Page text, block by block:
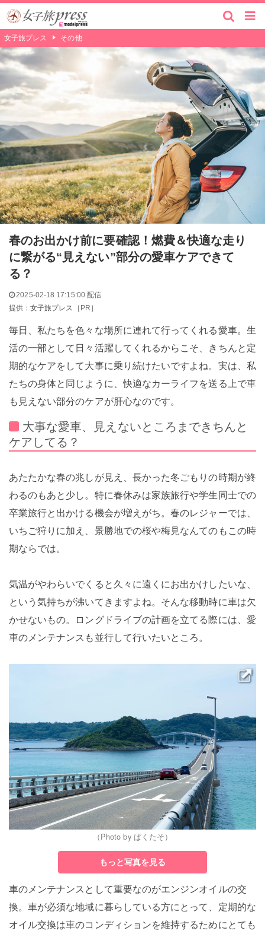
女子旅プレス その他
春のお出かけ前に要確認！燃費＆快適な走り
に繋がる“見えない”部分の愛車ケアできて
る？
2025-02-18 17:15:00 配信
提供：女子旅プレス ［PR］
毎日、私たちを色々な場所に連れて行ってくれる愛車。生
活の一部として日々活躍してくれるからこそ、きちんと定
期的なケアをして大事に乗り続けたいですよね。実は、私
たちの身体と同じように、快適なカーライフを送る上で車
も見えない部分のケアが肝心なのです。
大事な愛車、見えないところまできちんと
ケアしてる？
あたたかな春の兆しが見え、長かった冬ごもりの時期が終
わるのもあと少し。特に春休みは家族旅行や学生同士での
卒業旅行と出かける機会が増えがち。春のレジャーでは、
いちご狩りに加え、景勝地での桜や梅見なんてのもこの時
期ならでは。
気温がやわらいでくると久々に遠くにお出かけしたいな、
という気持ちが沸いてきますよね。そんな移動時に車は欠
かせないもの。ロングドライブの計画を立てる際には、愛
車のメンテナンスも並行して行いたいところ。
（Photo by ぱくたそ）
もっと写真を見る
車のメンテナンスとして重要なのがエンジンオイルの交
換。車が必須な地域に暮らしている方にとって、定期的な
オイル交換は車のコンディションを維持するためにとても